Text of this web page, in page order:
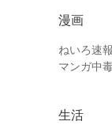
漫画
ねいろ速報
マンガ中
生活